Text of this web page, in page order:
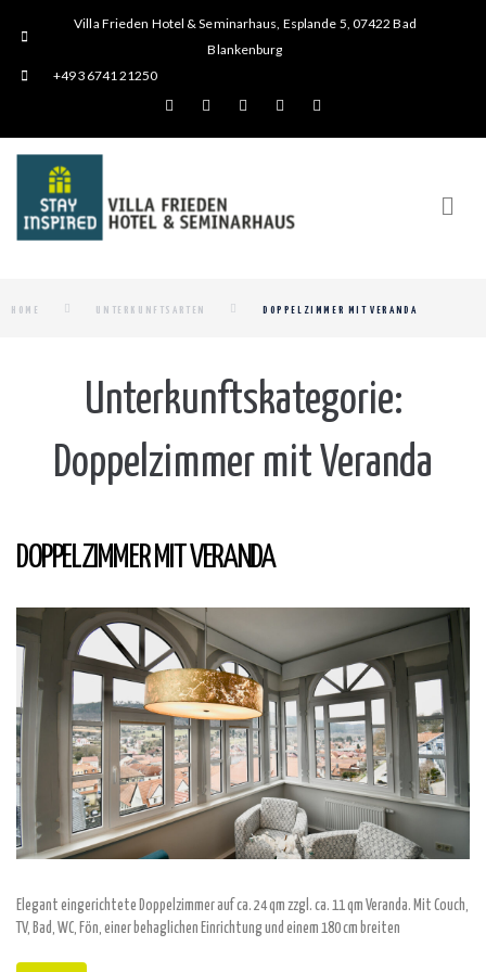
Villa Frieden Hotel & Seminarhaus, Esplande 5, 07422 Bad
Blankenburg
+49 36741 21250
HOME UNTERKUNFTSARTEN DOPPELZIMMER MIT VERANDA
Unterkunftskategorie:
Doppelzimmer mit Veranda
DOPPELZIMMER MIT VERANDA
Elegant eingerichtete Doppelzimmer auf ca. 24 qm zzgl. ca. 11 qm Veranda. Mit Couch,
TV, Bad, WC, Fön, einer behaglichen Einrichtung und einem 180 cm breiten